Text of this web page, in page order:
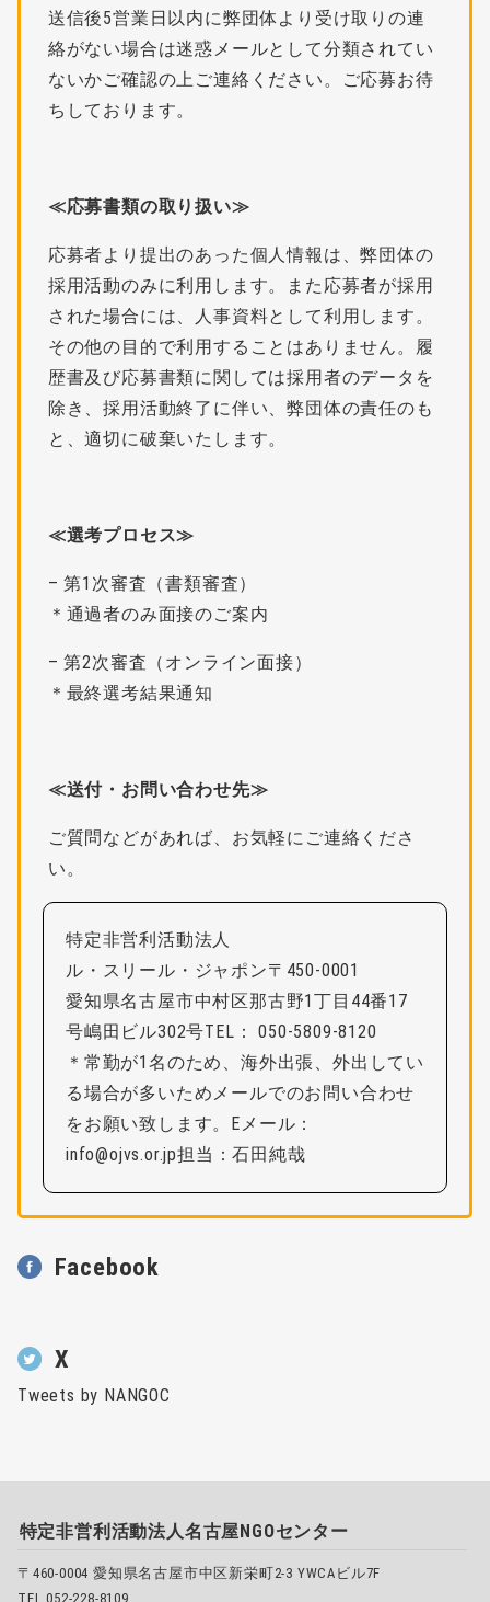
送信後5営業日以内に弊団体より受け取りの連
絡がない場合は迷惑メールとして分類されてい
ないかご確認の上ご連絡ください。ご応募お待
ちしております。
≪応募書類の取り扱い≫
応募者より提出のあった個人情報は、弊団体の
採用活動のみに利用します。また応募者が採用
された場合には、人事資料として利用します。
その他の目的で利用することはありません。履
歴書及び応募書類に関しては採用者のデータを
除き、採用活動終了に伴い、弊団体の責任のも
と、適切に破棄いたします。
≪選考プロセス≫
– 第1次審査（書類審査）
＊通過者のみ面接のご案内
– 第2次審査（オンライン面接）
＊最終選考結果通知
≪送付・お問い合わせ先≫
ご質問などがあれば、お気軽にご連絡くださ
い。
特定非営利活動法人
ル・スリール・ジャポン〒450-0001
愛知県名古屋市中村区那古野1丁目44番17
号嶋田ビル302号TEL： 050-5809-8120
＊常勤が1名のため、海外出張、外出してい
る場合が多いためメールでのお問い合わせ
をお願い致します。Eメール：
info@ojvs.or.jp担当：石田純哉
Facebook
X
Tweets by NANGOC
特定非営利活動法人名古屋NGOセンター
〒460-0004 愛知県名古屋市中区新栄町2-3 YWCAビル7F
TEL 052-228-8109